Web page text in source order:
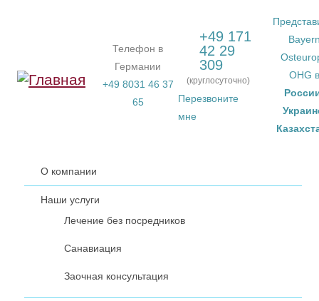
Телефон в
Германии
+49 8031 46 37
65
+49 171
42 29
309
(круглосуточно)
Перезвоните
мне
OHG в
О компании
Наши услуги
Лечение без посредников
Санавиация
Заочная консультация